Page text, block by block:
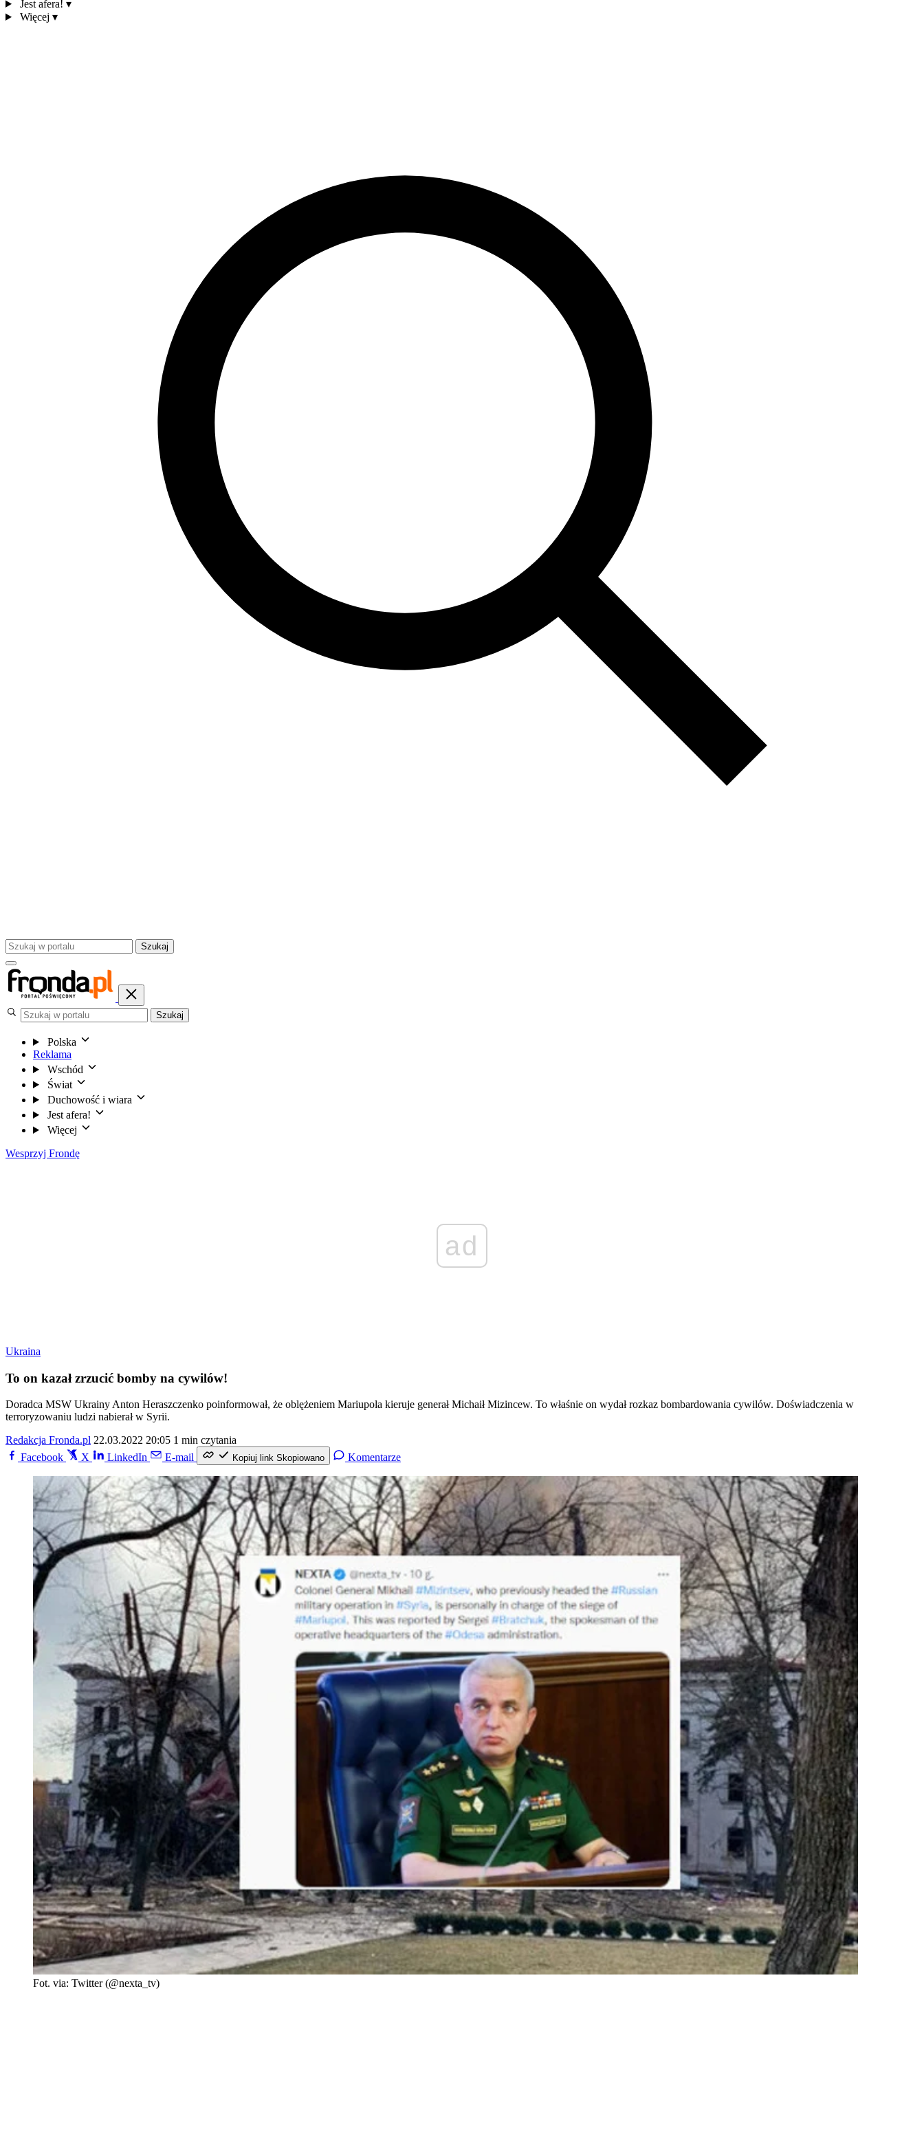
Jest afera! ▾
Więcej ▾
Szukaj
Szukaj
Polska
Reklama
Wschód
Świat
Duchowość i wiara
Jest afera!
Więcej
Wesprzyj Frondę
ad
Ukraina
To on kazał zrzucić bomby na cywilów!
Doradca MSW Ukrainy Anton Heraszczenko poinformował, że oblężeniem Mariupola kieruje generał Michaił Mizincew. To właśnie on wydał rozkaz bombardowania cywilów. Doświadczenia w
terroryzowaniu ludzi nabierał w Syrii.
Redakcja Fronda.pl 22.03.2022 20:05 1 min czytania
Facebook
X LinkedIn E-mail Kopiuj link Skopiowano Komentarze
Fot. via: Twitter (@nexta_tv)